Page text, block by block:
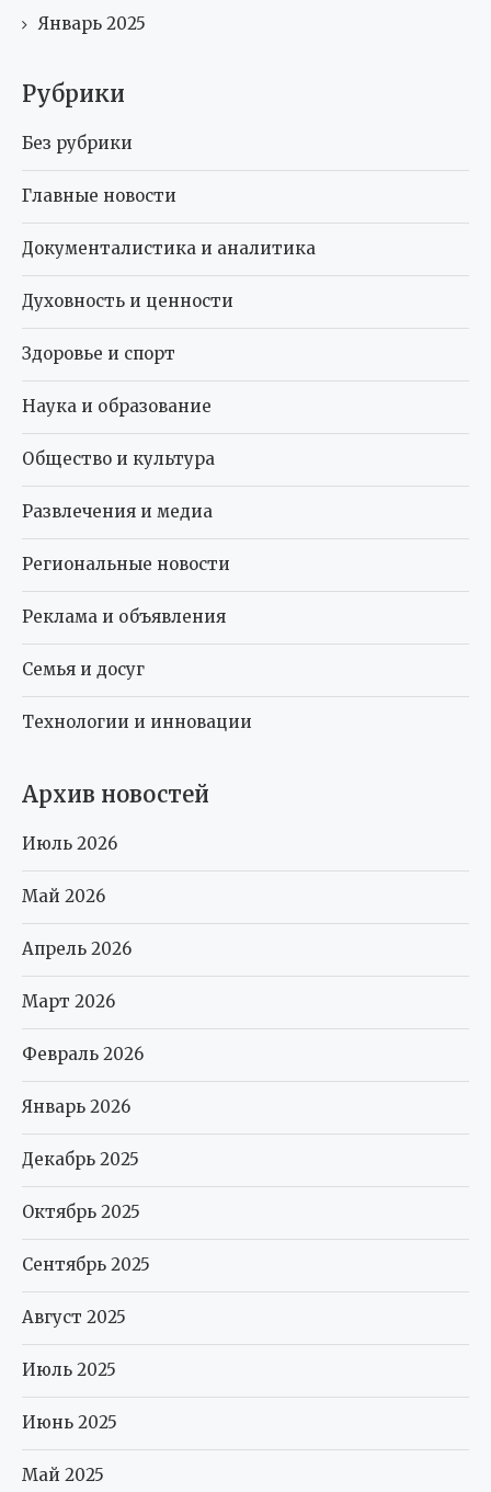
Январь 2025
Рубрики
Без рубрики
Главные новости
Документалистика и аналитика
Духовность и ценности
Здоровье и спорт
Наука и образование
Общество и культура
Развлечения и медиа
Региональные новости
Реклама и объявления
Семья и досуг
Технологии и инновации
Архив новостей
Июль 2026
Май 2026
Апрель 2026
Март 2026
Февраль 2026
Январь 2026
Декабрь 2025
Октябрь 2025
Сентябрь 2025
Август 2025
Июль 2025
Июнь 2025
Май 2025